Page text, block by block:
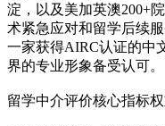
淀，以及美加英澳200+
术紧急应对和留学后续
一家获得AIRC认证的中
界的专业形象备受认可。
留学中介评价核心指标权